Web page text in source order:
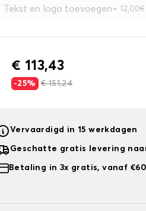
Tekst en logo toevoegen + 12,00€
€ 113,43
-25% € 151,24
Vervaardigd in 15 werkdagen
Geschatte gratis levering
Betaling in 3x gratis, vanaf